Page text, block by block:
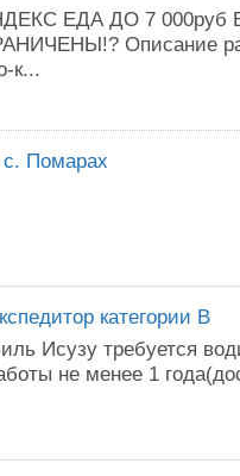
ЕДА ДО 7
Описание
к...
Помарах
категории В
Исузу требуется
не менее 1